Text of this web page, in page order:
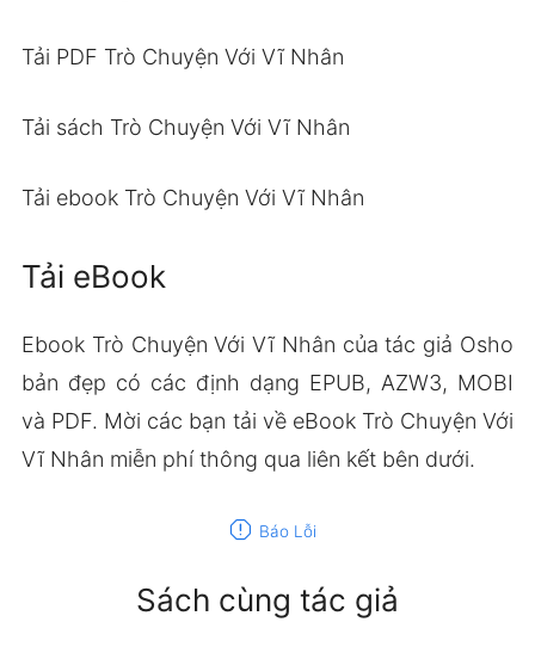
Tải PDF Trò Chuyện Với Vĩ Nhân
Tải sách Trò Chuyện Với Vĩ Nhân
Tải ebook Trò Chuyện Với Vĩ Nhân
Tải eBook
Ebook Trò Chuyện Với Vĩ Nhân của tác giả Osho
bản đẹp có các định dạng EPUB, AZW3, MOBI
và PDF. Mời các bạn tải về eBook Trò Chuyện Với
Vĩ Nhân miễn phí thông qua liên kết bên dưới.
report Báo Lỗi
Sách cùng tác giả